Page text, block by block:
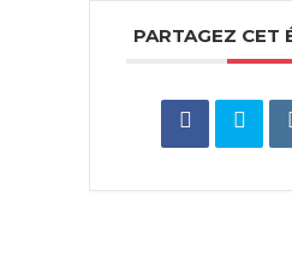
PARTAGEZ CET